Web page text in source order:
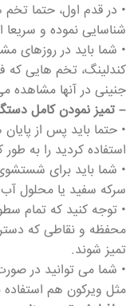
• در قدم اول، حتما تخم
شناسایی نموده و سریعا
• شما باید در روزهای
کندلینگ، تخم هایی که
جنینی در آنها مشاهده
– تمیز نمودن کامل
• حتما باید پس از
استفاده کردید را به
• شما باید برای
سرکه سفید یا محلول
• توجه کنید که تمام
محفظه و نقاطی که
تمیز شوند.
• شما می توانید در
مثل ویرکون هم استفاده